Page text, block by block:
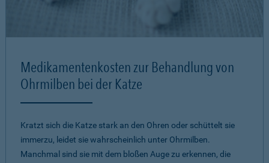
Medikamentenkosten zur Behandlung von
Ohrmilben bei der Katze
Kratzt sich die Katze stark an den Ohren oder schüttelt sie
immerzu, leidet sie wahrscheinlich unter Ohrmilben.
Manchmal sind sie mit dem bloßen Auge zu erkennen, die